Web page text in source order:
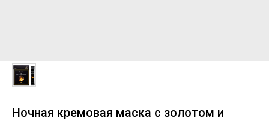
Ночная кремовая маска с золотом и